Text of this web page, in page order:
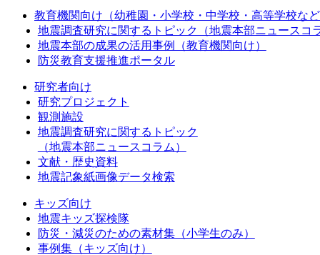
教育機関向け（幼稚園・小学校・中学校・高等学校な
地震調査研究に関するトピック（地震本部ニュースコ
地震本部の成果の活用事例（教育機関向け）
防災教育支援推進ポータル
研究者向け
研究プロジェクト
観測施設
地震調査研究に関するトピック
（地震本部ニュースコラム）
文献・歴史資料
地震記象紙画像データ検索
キッズ向け
地震キッズ探検隊
防災・減災のための素材集（小学生のみ）
事例集（キッズ向け）